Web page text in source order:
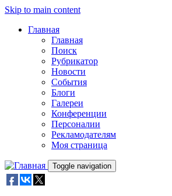
Skip to main content
Главная
Главная
Поиск
Рубрикатор
Новости
События
Блоги
Галереи
Конференции
Персоналии
Рекламодателям
Моя страница
Toggle navigation